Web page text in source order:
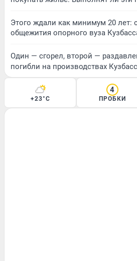
Этого ждали как минимум 20 лет:
общежития опорного вуза
Один — сгорел, второй —
погибли на производствах
+23°C
4
ПРОБКИ